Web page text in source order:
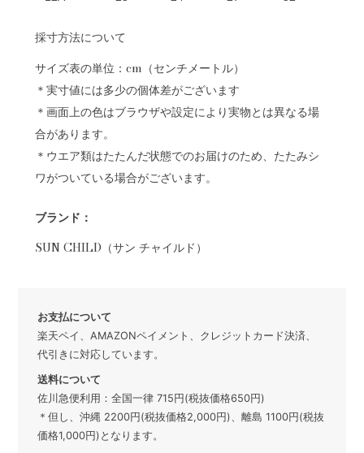
採寸方法について
サイズ表の単位：cm（センチメートル）
＊実寸値には多少の個体差がございます
＊画面上の色はブラウザや設定により実物とは異なる場
合があります。
＊ウエア類はたたんだ状態でのお届けのため、たたみシ
ワがついている場合がございます。
ブランド：
SUN CHILD（サン チャイルド）
お支払について
楽天ペイ、AMAZONペイメント、クレジットカード決済、
代引きに対応しています。
送料について
佐川急便利用：全国一律 715円(税抜価格650円)
＊但し、沖縄 2200円(税抜価格2,000円)、離島 1100円(税抜
価格1,000円)となります。